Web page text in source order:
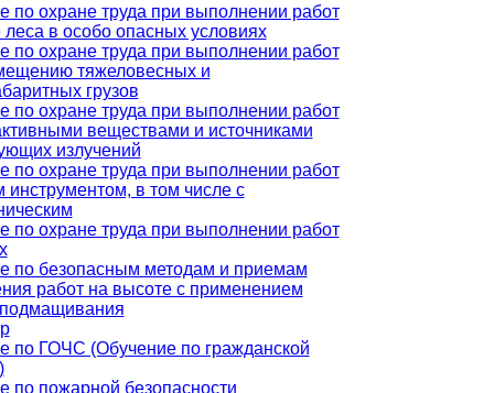
по охране труда при выполнении работ
леса в особо опасных условиях
по охране труда при выполнении работ
тяжеловесных и
грузов
по охране труда при выполнении работ
веществами и источниками
излучений
по охране труда при выполнении работ
инструментом, в том числе с
по охране труда при выполнении работ
по безопасным методам и приемам
работ на высоте с применением
по ГОЧС (Обучение по гражданской
по пожарной безопасности